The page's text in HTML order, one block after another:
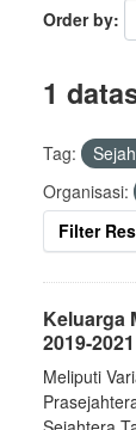
Order by
1
Tag:
Organisasi:
Filter
Keluarga
2019-2021
Meliputi